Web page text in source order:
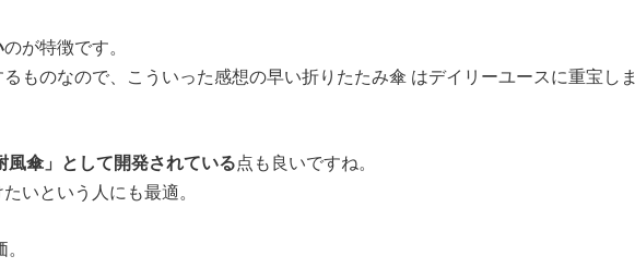
のが特徴です。
ものなので、こういった感想の早い折りたたみ傘 はデイリーユースに重宝しま
風傘」として開発されている点も良いですね。
いという人にも最適。